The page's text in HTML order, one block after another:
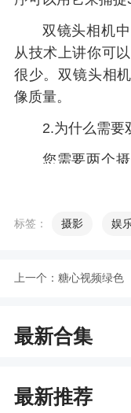
双镜头相机
从技术上讲你可
很少。双镜头相
像质量。
2.为什么需要
您需要两个
同的角度捕捉才
频的任何“3D相机
是，如果碰巧有
4.单机和双机
区别？
标签： 摄影 娱
上一个： 糖心视频绿色
最新合集
最新推荐